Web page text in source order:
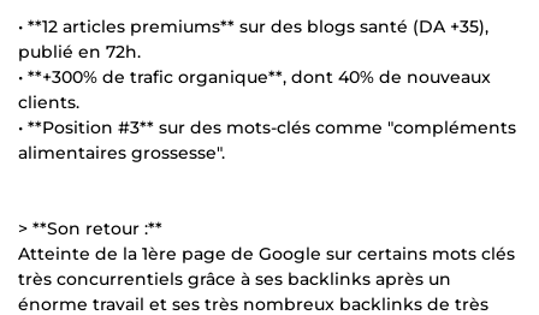
• **12 articles premiums** sur des blogs santé (DA +35),
publié en 72h.
• **+300% de trafic organique**, dont 40% de nouveaux
clients.
• **Position #3** sur des mots-clés comme "compléments
alimentaires grossesse".
> **Son retour :**
Atteinte de la 1ère page de Google sur certains mots clés
très concurrentiels grâce à ses backlinks après un
énorme travail et ses très nombreux backlinks de très